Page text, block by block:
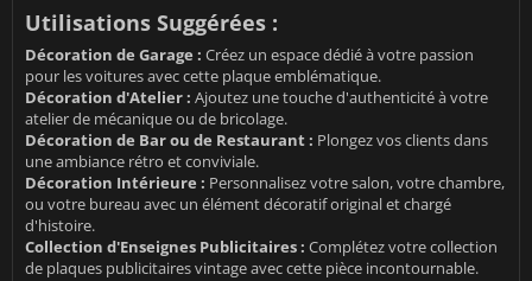
Utilisations Suggérées :
Décoration de Garage : Créez un espace dédié à votre passion
pour les voitures avec cette plaque emblématique.
Décoration d'Atelier : Ajoutez une touche d'authenticité à votre
atelier de mécanique ou de bricolage.
Décoration de Bar ou de Restaurant : Plongez vos clients dans
une ambiance rétro et conviviale.
Décoration Intérieure : Personnalisez votre salon, votre chambre,
ou votre bureau avec un élément décoratif original et chargé
d'histoire.
Collection d'Enseignes Publicitaires : Complétez votre collection
de plaques publicitaires vintage avec cette pièce incontournable.